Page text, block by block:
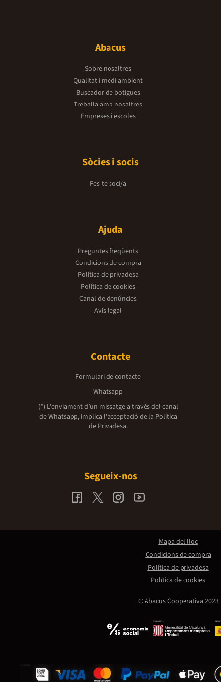
Abacus
Sobre nosaltres
Qualitat i medi ambient
Buscador de botigues
Treballa amb nosaltres
Empreses i escoles
Sòcies i socis
Fes-te soci/a
Ajuda
Preguntes freqüents
Condicions de compra
Política de privadesa
Política de cookies
Canal de denúncies
Avís legal
Contacte
Formulari de contacte
Whatsapp
(*) L'enviament d’un missatge a través del canal
de Whatsapp, implica l'acceptació de la Política
de Privadesa.
Segueix-nos
Promou:
© Abacus Cooperativa 2023
Mapa del lloc
Condicions de compra
Política de privadesa
Política de cookies